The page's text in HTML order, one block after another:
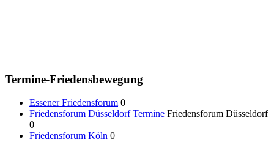
Termine-Friedensbewegung
Essener Friedensforum 0
Friedensforum Düsseldorf Termine Friedensforum Düsseldorf
0
Friedensforum Köln 0